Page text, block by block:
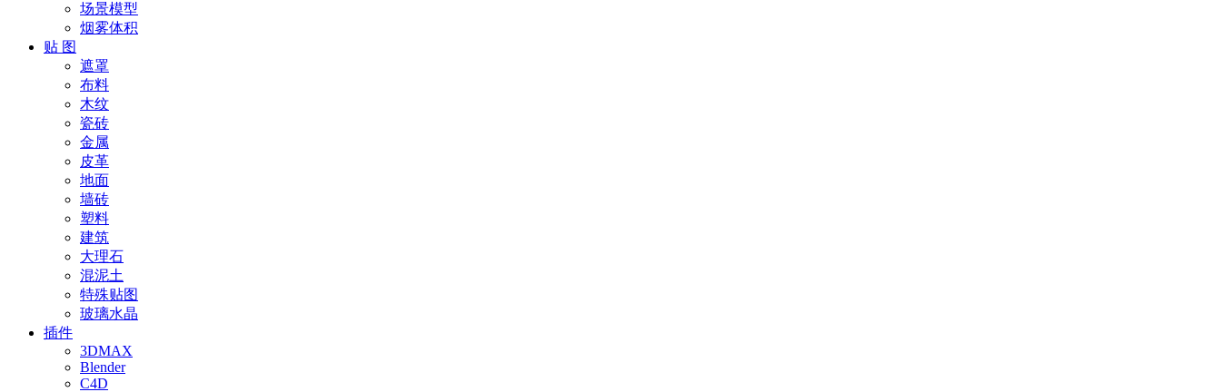
场景模型
烟雾体积
贴 图
遮罩
布料
木纹
瓷砖
金属
皮革
地面
墙砖
塑料
建筑
大理石
混泥土
特殊贴图
玻璃水晶
插件
3DMAX
Blender
C4D